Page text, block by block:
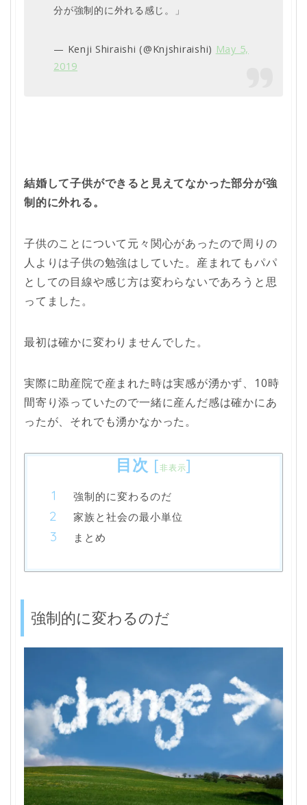
分が強制的に外れる感じ。」
— Kenji Shiraishi (@Knjshiraishi) May 5,
2019
結婚して子供ができると見えてなかった部分が強
制的に外れる。
子供のことについて元々関心があったので周りの
人よりは子供の勉強はしていた。産まれてもパパ
としての目線や感じ方は変わらないであろうと思
ってました。
最初は確かに変わりませんでした。
実際に助産院で産まれた時は実感が湧かず、10時
間寄り添っていたので一緒に産んだ感は確かにあ
ったが、それでも湧かなかった。
目次 [非表示]
強制的に変わるのだ
家族と社会の最小単位
まとめ
強制的に変わるのだ